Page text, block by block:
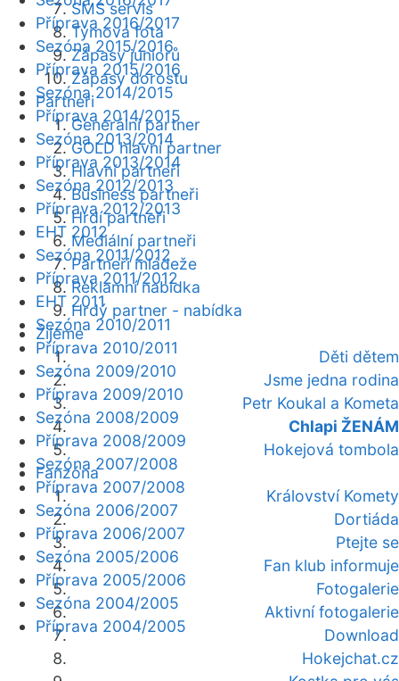
SMS servis
Týmová fota
Zápasy juniorů
Zápasy dorostu
Partneři
Generální partner
GOLD hlavní partner
Hlavní partneři
Business partneři
Hrdí partneři
Mediální partneři
Partneři mládeže
Reklamní nabídka
Hrdý partner - nabídka
Žijeme
Děti dětem
Jsme jedna rodina
Petr Koukal a Kometa
Chlapi ŽENÁM
Hokejová tombola
Fanzóna
Království Komety
Dortiáda
Ptejte se
Fan klub informuje
Fotogalerie
Aktivní fotogalerie
Download
Hokejchat.cz
Příprava 2016/2017
Sezóna 2015/2016
Příprava 2015/2016
Sezóna 2014/2015
Příprava 2014/2015
Sezóna 2013/2014
Příprava 2013/2014
Sezóna 2012/2013
Příprava 2012/2013
EHT 2012
Sezóna 2011/2012
Příprava 2011/2012
EHT 2011
Sezóna 2010/2011
Příprava 2010/2011
Sezóna 2009/2010
Příprava 2009/2010
Sezóna 2008/2009
Příprava 2008/2009
Sezóna 2007/2008
Příprava 2007/2008
Sezóna 2006/2007
Příprava 2006/2007
Sezóna 2005/2006
Příprava 2005/2006
Sezóna 2004/2005
Příprava 2004/2005